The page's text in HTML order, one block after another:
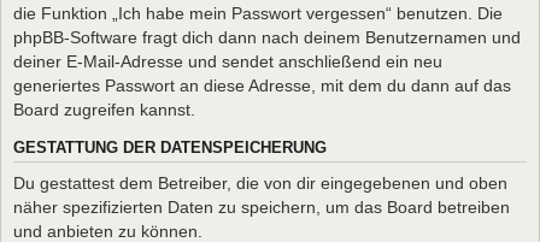
die Funktion „Ich habe mein Passwort vergessen“ benutzen. Die
phpBB-Software fragt dich dann nach deinem Benutzernamen und
deiner E-Mail-Adresse und sendet anschließend ein neu
generiertes Passwort an diese Adresse, mit dem du dann auf das
Board zugreifen kannst.
GESTATTUNG DER DATENSPEICHERUNG
Du gestattest dem Betreiber, die von dir eingegebenen und oben
näher spezifizierten Daten zu speichern, um das Board betreiben
und anbieten zu können.